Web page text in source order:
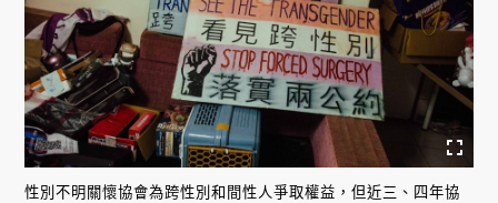
性別不明關懷協會為跨性別和間性人爭取權益，但近三、四年協